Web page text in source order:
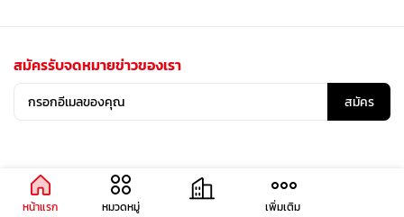
สมัครรับจดหมายข่าวของเรา
สมัคร
หน้าแรก หมวดหมู่ เพิ่มเติม